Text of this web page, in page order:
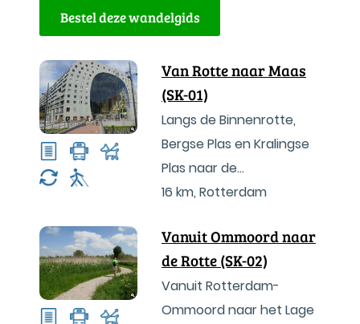
Bestel deze wandelgids
Van Rotte naar Maas
(SK-01)
Langs de Binnenrotte,
Bergse Plas en Kralingse
Plas naar de
Maasboulevard
16 km, Rotterdam
Vanuit Ommoord naar
de Rotte (SK-02)
Vanuit Rotterdam-
Ommoord naar het Lage